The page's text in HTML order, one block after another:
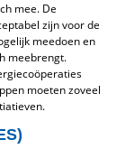
mee. De
zijn voor de
meedoen en
meebrengt.
moeten zoveel